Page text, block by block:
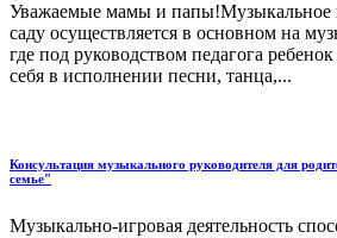
Уважаемые мамы и папы!Музыкальное
саду осуществляется в основном на
где под руководством педагога ребенок
себя в исполнении песни, танца,...
Консультация музыкального руководителя для
семье"
Музыкально-игровая деятельность